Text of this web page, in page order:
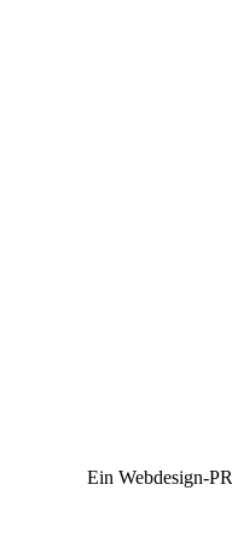
Ein Webdesign-PR